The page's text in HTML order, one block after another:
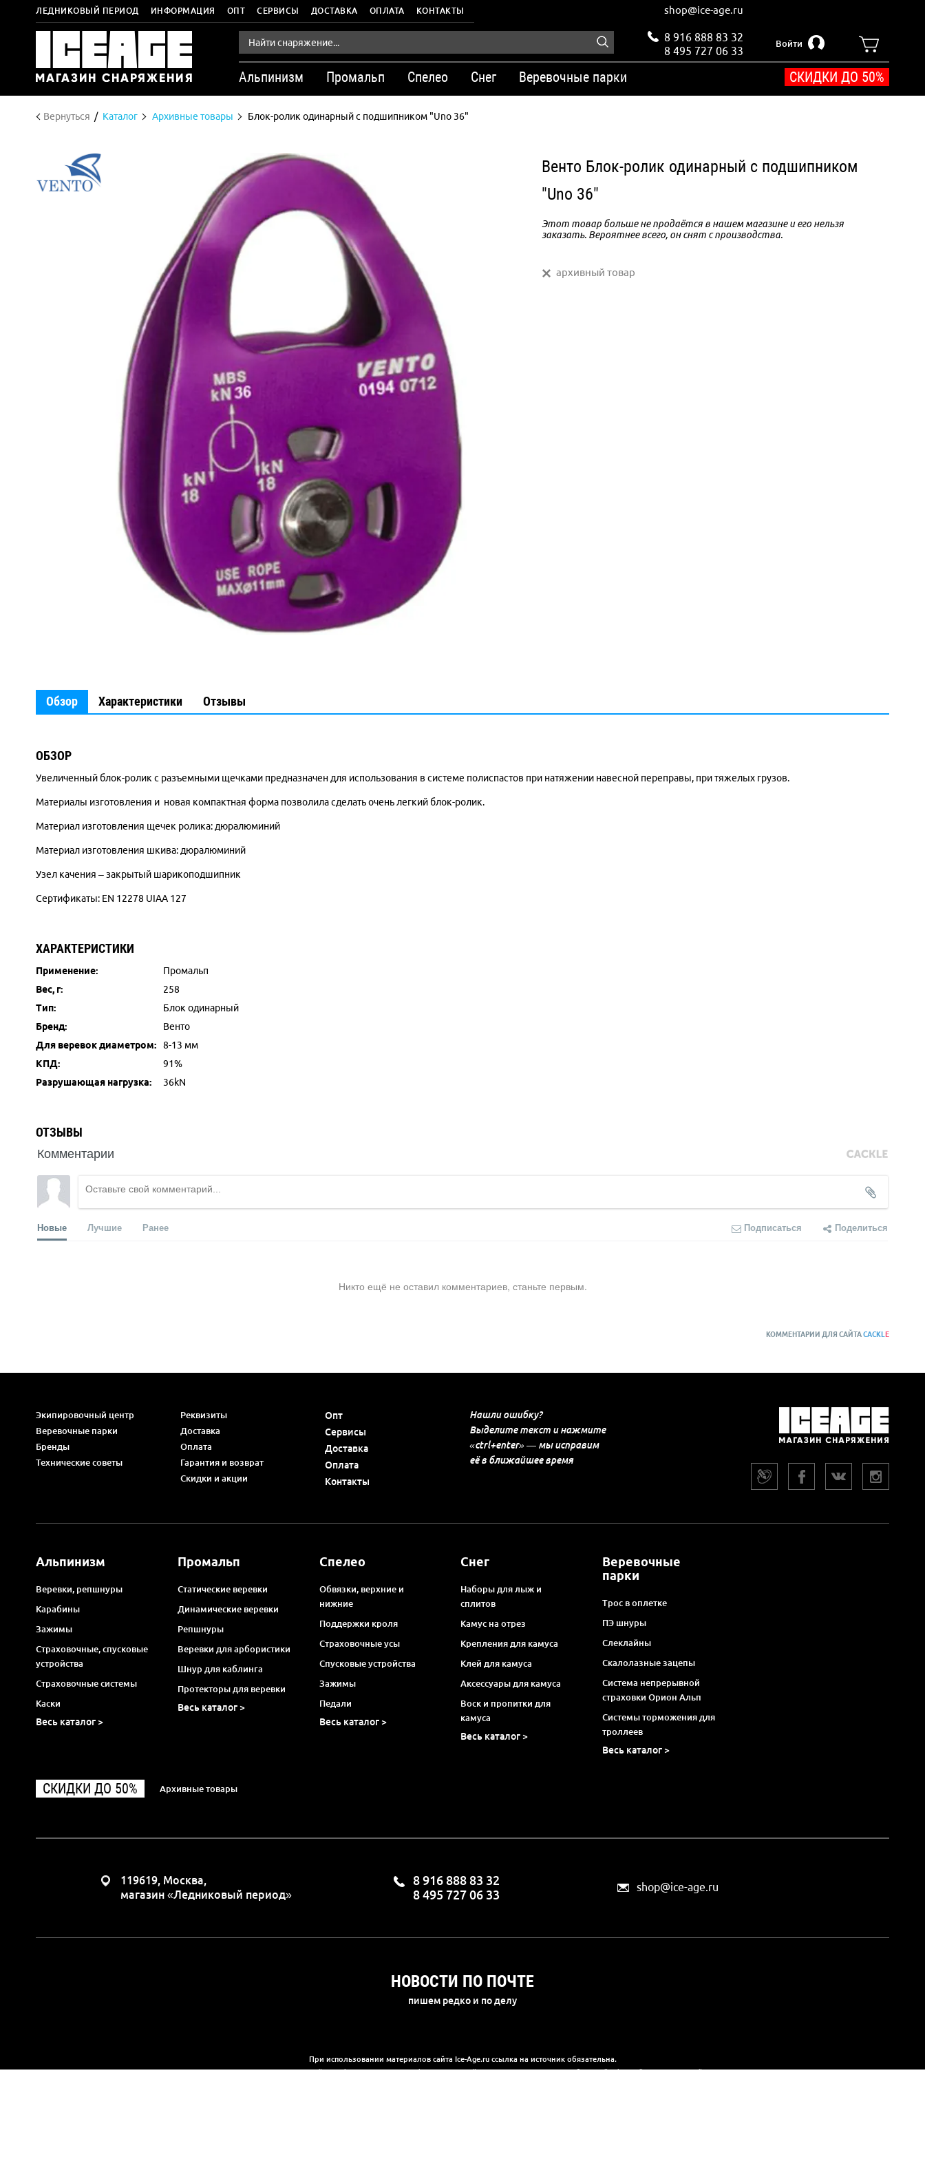
ЛЕДНИКОВЫЙ ПЕРИОД ИНФОРМАЦИЯ ОПТ СЕРВИСЫ ДОСТАВКА ОПЛАТА КОНТАКТЫ shop@ice-age.ru
8 916 888 83 32
8 495 727 06 33
Войти
Альпинизм Промальп Спелео Снег Веревочные парки СКИДКИ ДО 50%
Вернуться Каталог Архивные товары Блок-ролик одинарный с подшипником "Uno 36"
Венто Блок-ролик одинарный с подшипником
"Uno 36"
Этот товар больше не продаётся в нашем магазине и его нельзя
заказать. Вероятнее всего, он снят с производства.
архивный товар
Обзор Характеристики Отзывы
ОБЗОР
Увеличенный блок-ролик с разъемными щечками предназначен для использования в системе полиспастов при натяжении навесной переправы, при тяжелых грузов.
Материалы изготовления и новая компактная форма позволила сделать очень легкий блок-ролик.
Материал изготовления щечек ролика: дюралюминий
Материал изготовления шкива: дюралюминий
Узел качения – закрытый шарикоподшипник
Сертификаты: EN 12278 UIAA 127
ХАРАКТЕРИСТИКИ
Применение:
Промальп
Вес, г:
258
Тип:
Блок одинарный
Бренд:
Венто
Для веревок диаметром:
8-13 мм
КПД:
91%
Разрушающая нагрузка:
36kN
ОТЗЫВЫ
Комментарии
Новые Лучшие Ранее Подписаться Поделиться
Никто ещё не оставил комментариев, станьте первым.
КОММЕНТАРИИ ДЛЯ САЙТАCACKL E
Экипировочный центр
Веревочные парки
Бренды
Технические советы
Реквизиты
Доставка
Оплата
Гарантия и возврат
Скидки и акции
Опт
Сервисы
Доставка
Оплата
Контакты
Нашли ошибку?
Выделите текст и нажмите
«ctrl+enter» — мы исправим
её в ближайшее время
Альпинизм
Веревки, репшнуры
Карабины
Зажимы
Страховочные, спусковые
устройства
Страховочные системы
Каски
Весь каталог >
Промальп
Статические веревки
Динамические веревки
Репшнуры
Веревки для арбористики
Шнур для каблинга
Протекторы для веревки
Весь каталог >
Спелео
Обвязки, верхние и
нижние
Поддержки кроля
Страховочные усы
Спусковые устройства
Зажимы
Педали
Весь каталог >
Снег
Наборы для лыж и
сплитов
Камус на отрез
Крепления для камуса
Клей для камуса
Аксессуары для камуса
Воск и пропитки для
камуса
Весь каталог >
Веревочные
парки
Трос в оплетке
ПЭ шнуры
Слеклайны
Скалолазные зацепы
Система непрерывной
страховки Орион Альп
Системы торможения для
троллеев
Весь каталог >
СКИДКИ ДО 50% Архивные товары
119619, Москва,
магазин «Ледниковый период»
8 916 888 83 32
8 495 727 06 33
shop@ice-age.ru
НОВОСТИ ПО ПОЧТЕ
пишем редко и по делу
При использовании материалов сайта Ice-Age.ru ссылка на источник обязательна.
Вся представленная на сайте информация носит информационный характер и не является публичной офертой, определяемой